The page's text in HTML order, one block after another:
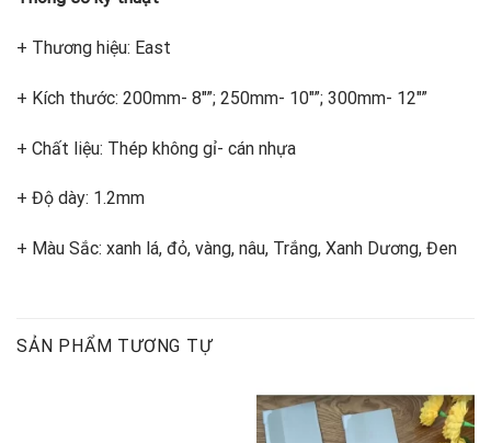
+ Thương hiệu: East
+ Kích thước: 200mm- 8″”; 250mm- 10″”; 300mm- 12″”
+ Chất liệu: Thép không gỉ- cán nhựa
+ Độ dày: 1.2mm
+ Màu Sắc: xanh lá, đỏ, vàng, nâu, Trắng, Xanh Dương, Đen
SẢN PHẨM TƯƠNG TỰ